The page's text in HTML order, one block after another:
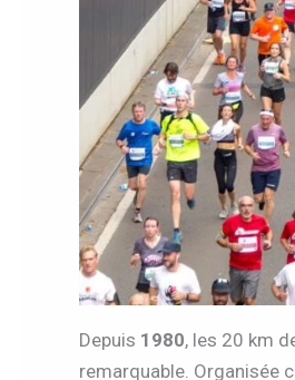
Depuis 1980, les 20 km
remarquable. Organisée